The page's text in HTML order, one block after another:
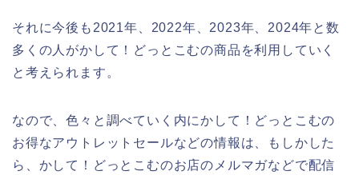
それに今後も2021年、2022年、2023年、2024年と数
多くの人がかして！どっとこむの商品を利用していく
と考えられます。
なので、色々と調べていく内にかして！どっとこむの
お得なアウトレットセールなどの情報は、もしかした
ら、かして！どっとこむのお店のメルマガなどで配信